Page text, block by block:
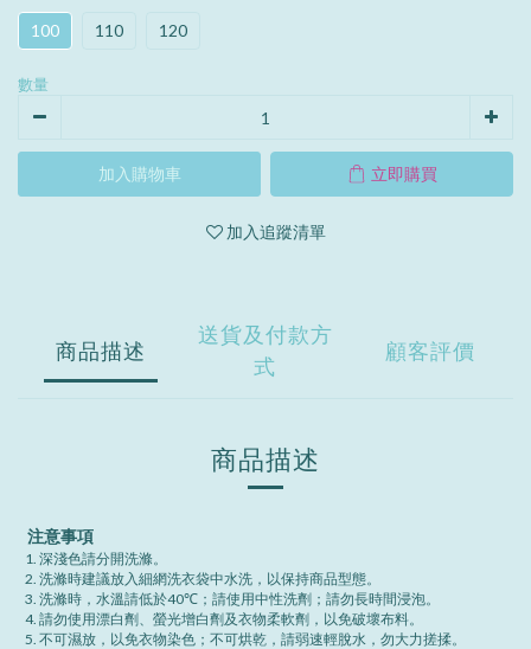
100 110 120
數量
加入購物車 立即購買
加入追蹤清單
商品描述
送貨及付款方
式
顧客評價
商品描述
注意事項
深淺色請分開洗滌。
洗滌時建議放入細網洗衣袋中水洗，以保持商品型態。
洗滌時，水溫請低於40℃；請使用中性洗劑；請勿長時間浸泡。
請勿使用漂白劑、螢光增白劑及衣物柔軟劑，以免破壞布料。
不可濕放，以免衣物染色；不可烘乾，請弱速輕脫水，勿大力搓揉。